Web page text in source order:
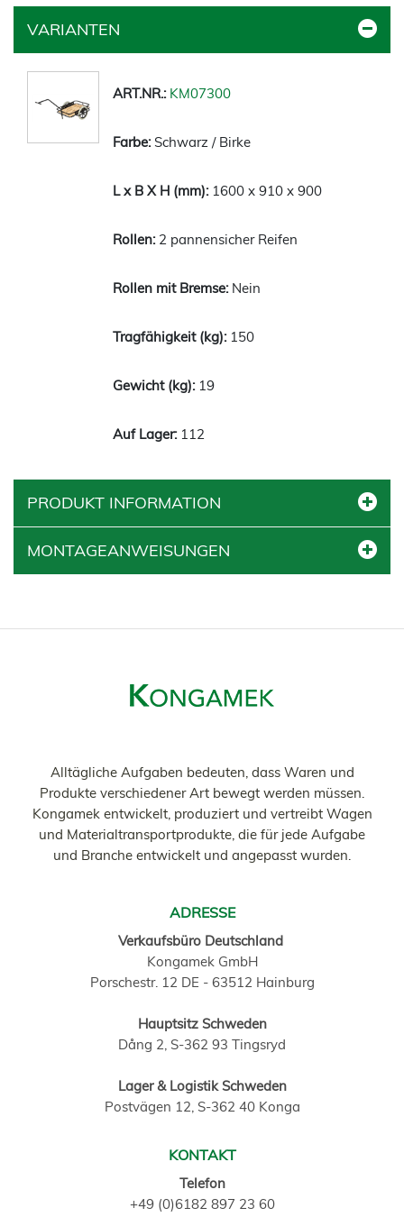
VARIANTEN
KM07300
Schwarz / Birke
1600 x 910 x 900
2 pannensicher Reifen
Nein
150
19
112
PRODUKT INFORMATION
MONTAGEANWEISUNGEN
Alltägliche Aufgaben bedeuten, dass Waren und
Produkte verschiedener Art bewegt werden müssen.
Kongamek entwickelt, produziert und vertreibt Wagen
und Materialtransportprodukte, die für jede Aufgabe
und Branche entwickelt und angepasst wurden.
ADRESSE
Verkaufsbüro Deutschland
Kongamek GmbH
Porschestr. 12 DE - 63512 Hainburg
Hauptsitz Schweden
Dång 2, S-362 93 Tingsryd
Lager & Logistik Schweden
Postvägen 12, S-362 40 Konga
KONTAKT
Telefon
+49 (0)6182 897 23 60